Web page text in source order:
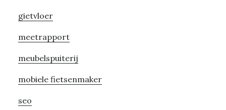
gietvloer
meetrapport
meubelspuiterij
mobiele fietsenmaker
seo